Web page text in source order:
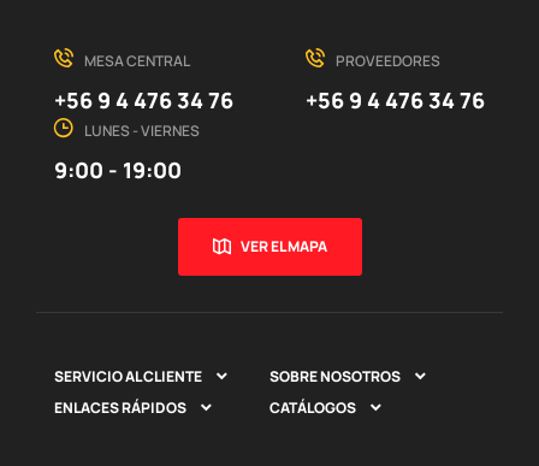
MESA CENTRAL
+56 9 4 476 34 76
PROVEEDORES
+56 9 4 476 34 76
LUNES - VIERNES
9:00 - 19:00
VER EL MAPA
SERVICIO AL CLIENTE  SOBRE NOSOTROS 
ENLACES RÁPIDOS  CATÁLOGOS 